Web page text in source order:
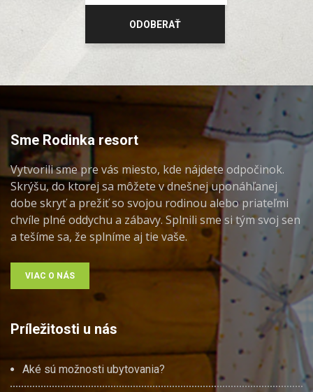
Sme Rodinka resort
Vytvorili sme pre vás miesto, kde nájdete odpočinok.
Skrýšu, do ktorej sa môžete v dnešnej uponáhľanej
dobe skryť a prežiť so svojou rodinou alebo priateľmi
chvíle plné oddychu a zábavy. Splnili sme si tým svoj sen
a tešíme sa, že splníme aj tie vaše.
VIAC O NÁS
Príležitosti u nás
Aké sú možnosti ubytovania?